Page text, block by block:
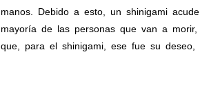
manos. Debido a esto, un shinigami
mayoría de las personas que van a
que, para el shinigami, ese fue su